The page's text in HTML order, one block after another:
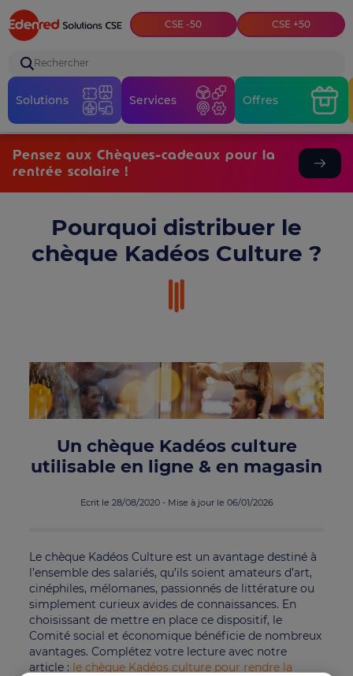
Top menu
CSE -50 CSE +50
Rechercher
Solutions Services Offres
Pensez aux Chèques-cadeaux pour la
rentrée scolaire !
Pourquoi distribuer le
chèque Kadéos Culture ?
Un chèque Kadéos culture
utilisable en ligne & en magasin
Ecrit le 28/08/2020 - Mise à jour le 06/01/2026
Le chèque Kadéos Culture est un avantage destiné à
l’ensemble des salariés, qu’ils soient amateurs d’art,
cinéphiles, mélomanes, passionnés de littérature ou
simplement curieux avides de connaissances. En
choisissant de mettre en place ce dispositif, le
Comité social et économique bénéficie de nombreux
avantages. Complétez votre lecture avec notre
article : le chèque Kadéos culture pour rendre la